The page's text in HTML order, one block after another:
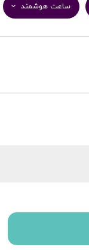
ساعت هوشمند